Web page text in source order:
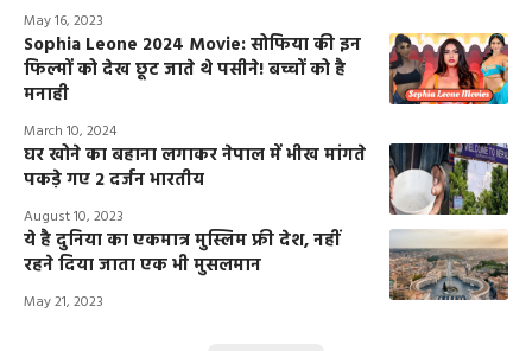
May 16, 2023
Sophia Leone 2024 Movie: सोफिया की इन
फिल्मों को देख छूट जाते थे पसीने! बच्चों को है
मनाही
March 10, 2024
घर खोने का बहाना लगाकर नेपाल में भीख मांगते
पकड़े गए 2 दर्जन भारतीय
August 10, 2023
ये है दुनिया का एकमात्र मुस्लिम फ्री देश, नहीं
रहने दिया जाता एक भी मुसलमान
May 21, 2023